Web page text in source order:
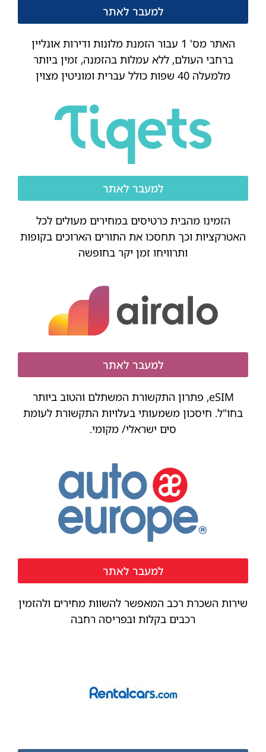
למעבר לאתר
האתר מס' 1 עבור הזמנת מלונות ודירות אונליין
ברחבי העולם, ללא עמלות בהזמנה, זמין ביותר
מלמעלה 40 שפות כולל עברית ומוניטין מצוין
למעבר לאתר
הזמינו מהבית כרטיסים במחירים מעולים לכל
האטרקציות וכך תחסכו את התורים הארוכים בקופות
ותרוויחו זמן יקר בחופשה
למעבר לאתר
eSIM, פתרון התקשורת המשתלם והטוב ביותר
בחו"ל. חיסכון משמעותי בעלויות התקשורת לעומת
סים ישראלי/ מקומי.
למעבר לאתר
שירות השכרת רכב המאפשר להשוות מחירים ולהזמין
רכבים בקלות ובפריסה רחבה